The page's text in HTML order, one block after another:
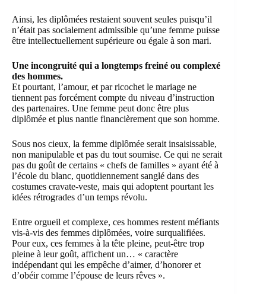
Ainsi, les diplômées restaient souvent seules puisqu’il
n’était pas socialement admissible qu’une femme puisse
être intellectuellement supérieure ou égale à son mari.
Une incongruité qui a longtemps freiné ou complexé
des hommes.
Et pourtant, l’amour, et par ricochet le mariage ne
tiennent pas forcément compte du niveau d’instruction
des partenaires. Une femme peut donc être plus
diplômée et plus nantie financièrement que son homme.
Sous nos cieux, la femme diplômée serait insaisissable,
non manipulable et pas du tout soumise. Ce qui ne serait
pas du goût de certains « chefs de familles » ayant été à
l’école du blanc, quotidiennement sanglé dans des
costumes cravate-veste, mais qui adoptent pourtant les
idées rétrogrades d’un temps révolu.
Entre orgueil et complexe, ces hommes restent méfiants
vis-à-vis des femmes diplômées, voire surqualifiées.
Pour eux, ces femmes à la tête pleine, peut-être trop
pleine à leur goût, affichent un… « caractère
indépendant qui les empêche d’aimer, d’honorer et
d’obéir comme l’épouse de leurs rêves ».